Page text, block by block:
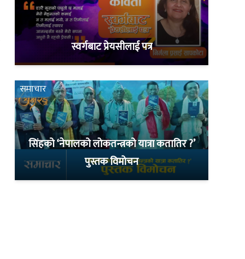
स्वर्गबाट प्रेयसीलाई पत्र
समाचार
सिंहको ‘नेपालको लोकतन्त्रको यात्रा कतातिर ?’
पुस्तक विमोचन